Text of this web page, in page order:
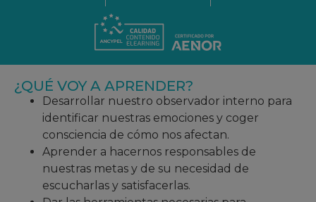
¿QUÉ VOY A APRENDER?
Desarrollar nuestro observador interno para
identificar nuestras emociones y coger
consciencia de cómo nos afectan.
Aprender a hacernos responsables de
nuestras metas y de su necesidad de
escucharlas y satisfacerlas.